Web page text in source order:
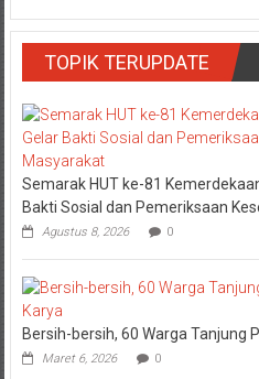
TOPIK TERUPDATE
Semarak HUT ke-81
Bakti Sosial dan Pemeriksaan
Agustus 8, 2026 0
Bersih-bersih, 60 Warga Tanjung
Maret 6, 2026 0